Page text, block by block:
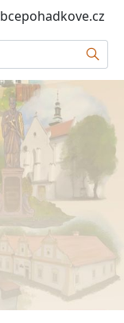
Hledat